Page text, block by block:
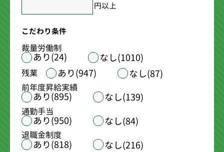
円以上
こだわり条件
裁量労働制
あり(24) なし(1010)
残業 あり(947) なし(87)
前年度昇給実績
あり(895) なし(139)
通勤手当
あり(950) なし(84)
退職金制度
あり(818) なし(216)